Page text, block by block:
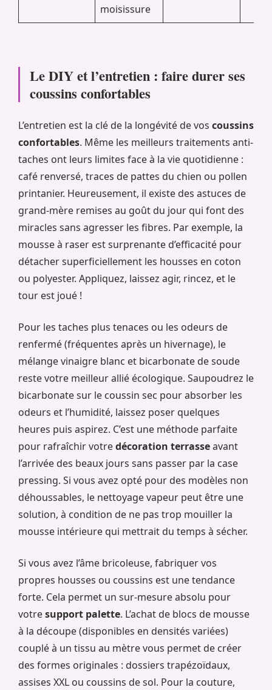
moisissure
Le DIY et l’entretien : faire durer ses
coussins confortables
L’entretien est la clé de la longévité de vos coussins
confortables. Même les meilleurs traitements anti-
taches ont leurs limites face à la vie quotidienne :
café renversé, traces de pattes du chien ou pollen
printanier. Heureusement, il existe des astuces de
grand-mère remises au goût du jour qui font des
miracles sans agresser les fibres. Par exemple, la
mousse à raser est surprenante d’efficacité pour
détacher superficiellement les housses en coton
ou polyester. Appliquez, laissez agir, rincez, et le
tour est joué !
Pour les taches plus tenaces ou les odeurs de
renfermé (fréquentes après un hivernage), le
mélange vinaigre blanc et bicarbonate de soude
reste votre meilleur allié écologique. Saupoudrez le
bicarbonate sur le coussin sec pour absorber les
odeurs et l’humidité, laissez poser quelques
heures puis aspirez. C’est une méthode parfaite
pour rafraîchir votredécoration terrasseavant
l’arrivée des beaux jours sans passer par la case
pressing. Si vous avez opté pour des modèles non
déhoussables, le nettoyage vapeur peut être une
solution, à condition de ne pas trop mouiller la
mousse intérieure qui mettrait du temps à sécher.
Si vous avez l’âme bricoleuse, fabriquer vos
propres housses ou coussins est une tendance
forte. Cela permet un sur-mesure absolu pour
votresupport palette. L’achat de blocs de mousse
à la découpe (disponibles en densités variées)
couplé à un tissu au mètre vous permet de créer
des formes originales : dossiers trapézoïdaux,
assises XXL ou coussins de sol. Pour la couture,